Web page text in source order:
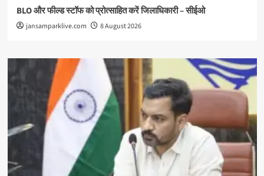
BLO और फील्ड स्टॉफ को प्रोत्साहित करें जिलाधिकारी – सीईओ
jansamparklive.com 8 August 2026